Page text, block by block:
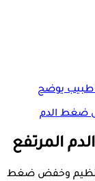
طبيب يوضح
ضغط الدم
المرتفع
تنظيم وخفض ضغط